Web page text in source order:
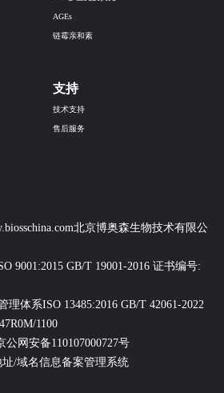
AGEs
链霉亲和素
支持
技术支持
售后服务
北京博奥森生物技术有限公
9001:2015 GB/T 19001-2016 证书编号:
体系ISO 13485:2016 GB/T 42061-2022
1100
公网安备110107000727号
/域名信息备案管理系统